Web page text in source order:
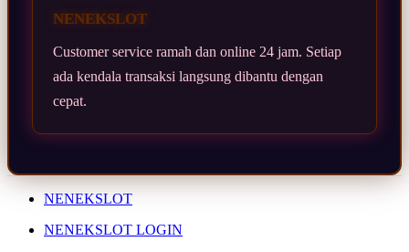
NENEKSLOT
Customer service ramah dan online 24 jam. Setiap
ada kendala transaksi langsung dibantu dengan
cepat.
NENEKSLOT
NENEKSLOT LOGIN